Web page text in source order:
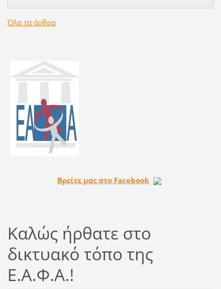
Όλα τα άρθρα
Βρείτε μας στο Facebook
Καλώς ήρθατε στο
δικτυακό τόπο της
Ε.Α.Φ.Α.!